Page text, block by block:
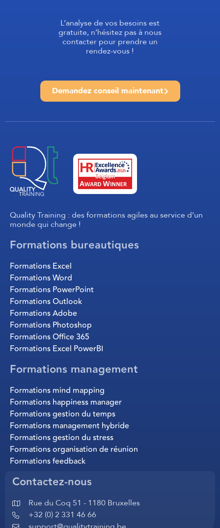
L’analyse de vos besoins est
gratuite, n’hésitez pas à nous
contacter pour prendre un
rendez-vous !
Demandez conseil maintenant
Quality Training : des formations agiles au service d’un
monde qui change !
Formations bureautiques
Formations Excel
Formations Word
Formations PowerPoint
Formations Outlook
Formations Adobe
Formations Photoshop
Formations Office 365
Formations Excel PowerBI
Formations management
Formations mind mapping
Formations happiness manager
Formations gestion du temps
Formations management hybride
Formations gestion du stress
Formations organisation de réunion
Formations feedback
Contactez-nous
Rue du Coq 51 - 1180 Bruxelles
+32 (0) 2 331 46 66